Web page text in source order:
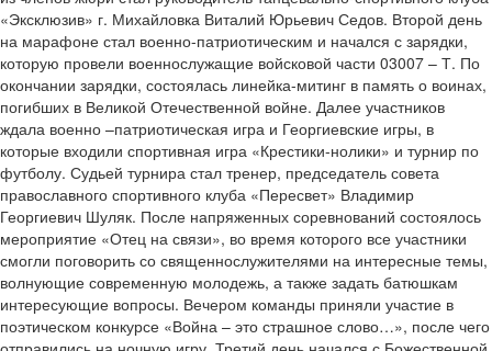
«Эксклюзив» г. Михайловка Виталий Юрьевич Седов. Второй день
на марафоне стал военно-патриотическим и начался с зарядки,
которую провели военнослужащие войсковой части 03007 – Т. По
окончании зарядки, состоялась линейка-митинг в память о воинах,
погибших в Великой Отечественной войне. Далее участников
ждала военно –патриотическая игра и Георгиевские игры, в
которые входили спортивная игра «Крестики-нолики» и турнир по
футболу. Судьей турнира стал тренер, председатель совета
православного спортивного клуба «Пересвет» Владимир
Георгиевич Шуляк. После напряженных соревнований состоялось
мероприятие «Отец на связи», во время которого все участники
смогли поговорить со священнослужителями на интересные темы,
волнующие современную молодежь, а также задать батюшкам
интересующие вопросы. Вечером команды приняли участие в
поэтическом конкурсе «Война – это страшное слово…», после чего